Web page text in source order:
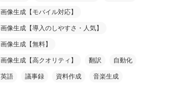
画像生成【モバイル対応】
画像生成【導入のしやすさ・人気】
画像生成【無料】
画像生成【高クオリティ】 翻訳 自動化
英語 議事録 資料作成 音楽生成